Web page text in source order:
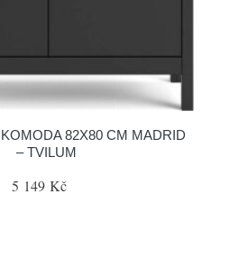
82X80 CM MADRID
– TVILUM
5 149 Kč